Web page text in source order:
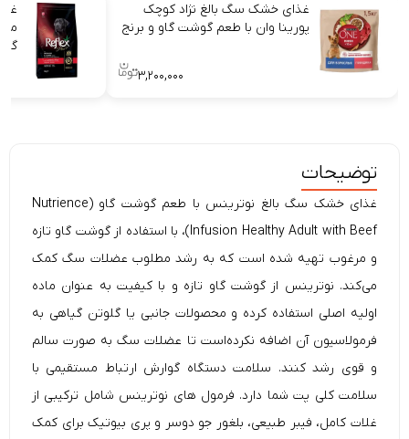
غذای خشک سگ بالغ نژاد کوچک
پورینا وان با طعم گوشت گاو و برنج
۳,۲۰۰,۰۰۰
توضیحات
غذای خشک سگ بالغ نوترینس با طعم گوشت گاو (Nutrience
Infusion Healthy Adult with Beef)، با استفاده از گوشت گاو تازه
و مرغوب تهیه شده است که به رشد مطلوب عضلات سگ کمک
می‌کند. نوترینس از گوشت گاو تازه و با کیفیت به عنوان ماده
اولیه اصلی استفاده کرده و محصولات جانبی یا گلوتن گیاهی به
فرمولاسیون آن اضافه نکرده‌است تا عضلات سگ به صورت سالم
و قوی رشد کنند. سلامت دستگاه گوارش ارتباط مستقیمی با
سلامت کلی پت شما دارد. فرمول های نوترینس شامل ترکیبی از
غلات کامل، فیبر طبیعی، بلغور جو دوسر و پری بیوتیک برای کمک